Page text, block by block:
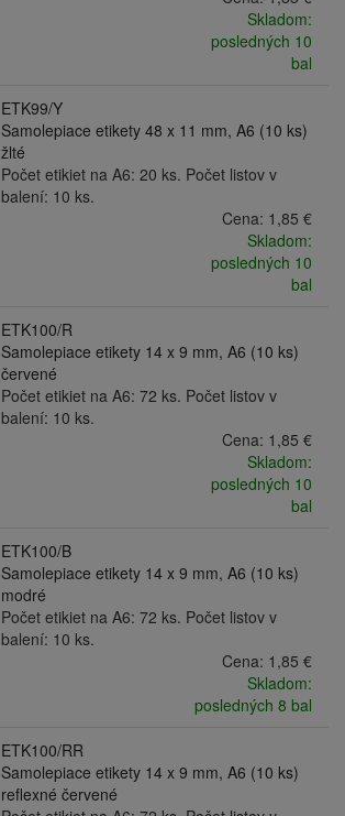
Skladom:
posledných 10
bal
ETK99/Y
Samolepiace etikety 48 x 11 mm, A6 (10 ks)
žlté
Počet etikiet na A6: 20 ks. Počet listov v
balení: 10 ks.
Cena: 1,85 €
Skladom:
posledných 10
bal
ETK100/R
Samolepiace etikety 14 x 9 mm, A6 (10 ks)
červené
Počet etikiet na A6: 72 ks. Počet listov v
balení: 10 ks.
Cena: 1,85 €
Skladom:
posledných 10
bal
ETK100/B
Samolepiace etikety 14 x 9 mm, A6 (10 ks)
modré
Počet etikiet na A6: 72 ks. Počet listov v
balení: 10 ks.
Cena: 1,85 €
Skladom:
posledných 8 bal
ETK100/RR
Samolepiace etikety 14 x 9 mm, A6 (10 ks)
reflexné červené